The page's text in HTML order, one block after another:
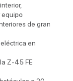
de gran
en
Z-45 FE